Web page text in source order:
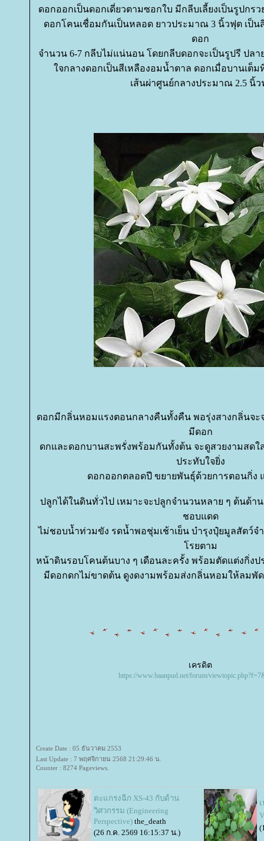
ดอกออกเป็นดอกเดี่ยวตามซอกใบ มีกลีบเลี้ยงเป็นรูปกร
ดอกโคนเชื่อมกันเป็นหลอด ยาวประมาณ 3 นิ้วฟุต เป็น
ดอก
จำนวน 6-7 กลีบไม่แน่นอน โดยกลีบดอกจะเป็นรูปรี ปล
จกลางดอกเป็นสีเหลืองอมน้ำตาล ดอกเมื่อบานเต็
เส้นผ่าศูนย์กลางประมาณ 2.5 นิ้ว
ดอกมีกลิ่นหอมแรงตอนกลางคืนทั้งคืน พอรุ่งสางกลิ่นจะจ
มีดอก
ดกและดอกบานสะพรั่งพร้อมกันทั้งต้น จะดูสวยงามสด
ประทับใจยิ่ง
ดอกออกตลอดปี ขยายพันธุ์ด้วยการตอนกิ่ง
ปลูกได้ในดินทั่วไป เหมาะจะปลูกจำนวนหลาย ๆ ต้นด้า
ชอบแดด
ไม่ชอบน้ำท่วมขัง รดน้ำพอชุ่มเช้าเย็น บำรุงปุ๋ยมูลสัตว์
รยตาม
หน้าดินรอบโคนต้นบาง ๆ เดือนละครั้ง พร้อมตัดแต่งกิ่งป
มีดอกดกไม่ขาดต้น ดูงดงามพร้อมส่งกลิ่นหอมให้ลมพั
เครดิต
https://www.baanpud.net/forum/
Create Date : 05 ธันวาคม 2553
Last Update : 7 พฤศจิกายน 2568 21:29:46 น.
Counter : 8274 Pageviews.
ตะแกรงฉีก XS-43 กับด้าน
วิศวกรรม (Engineering
Perspective) the_death
(26 ก.ค. 2569 16:15:37 น.)